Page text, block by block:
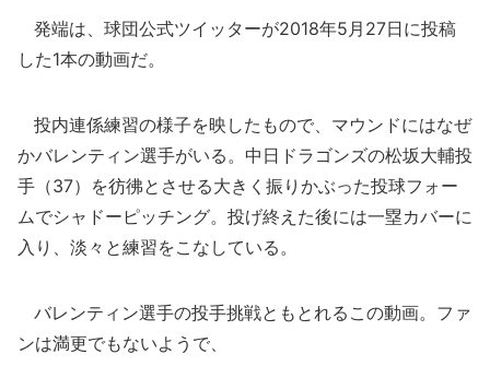
発端は、球団公式ツイッターが2018年5月27日に投稿
した1本の動画だ。
投内連係練習の様子を映したもので、マウンドにはなぜ
かバレンティン選手がいる。中日ドラゴンズの松坂大輔投
手（37）を彷彿とさせる大きく振りかぶった投球フォー
ムでシャドーピッチング。投げ終えた後には一塁カバーに
入り、淡々と練習をこなしている。
バレンティン選手の投手挑戦ともとれるこの動画。ファ
ンは満更でもないようで、